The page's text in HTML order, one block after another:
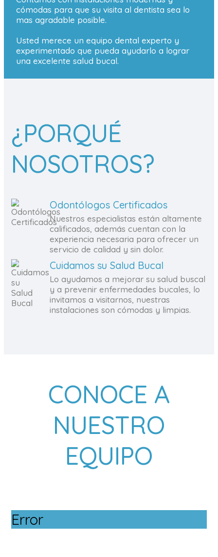
cómodas para que su visita al dentista sea lo
mas agradable posible.
Usted merece un equipo dental experto y
experimentado que pueda ayudarlo a lograr
una excelente salud bucal.
¿PORQUÉ
NOSOTROS?
Odontólogos Certificados
Nuestros especialistas están altamente
calificados, además cuentan con la
experiencia necesaria para ofrecer un
servicio de calidad y sin dolor.
Cuidamos su Salud Bucal
Lo ayudamos a mejorar su salud buscal
y a prevenir enfermedades bucales, lo
invitamos a visitarnos, nuestras
instalaciones son cómodas y limpias.
CONOCE A
NUESTRO
EQUIPO
Error